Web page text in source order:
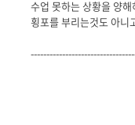
수업 못하는 상황을 양
횡포를 부리는것도 아니